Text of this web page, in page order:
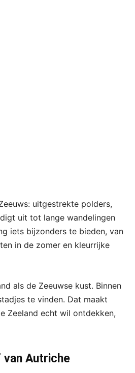
uitgestrekte polders,
uit tot lange wandelingen
iets bijzonders te bieden, van
in de zomer en kleurrijke
als de Zeeuwse kust. Binnen
te vinden. Dat maakt
Zeeland echt wil ontdekken,
van Autriche